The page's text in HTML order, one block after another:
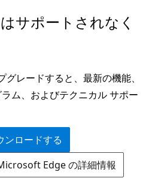
サポートされなく
レードすると、最新の機能、
ム、およびテクニカル サポー
ロードする
Edge の詳細情報